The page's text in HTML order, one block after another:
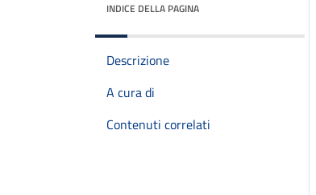
INDICE DELLA PAGINA
Descrizione
A cura di
Contenuti correlati